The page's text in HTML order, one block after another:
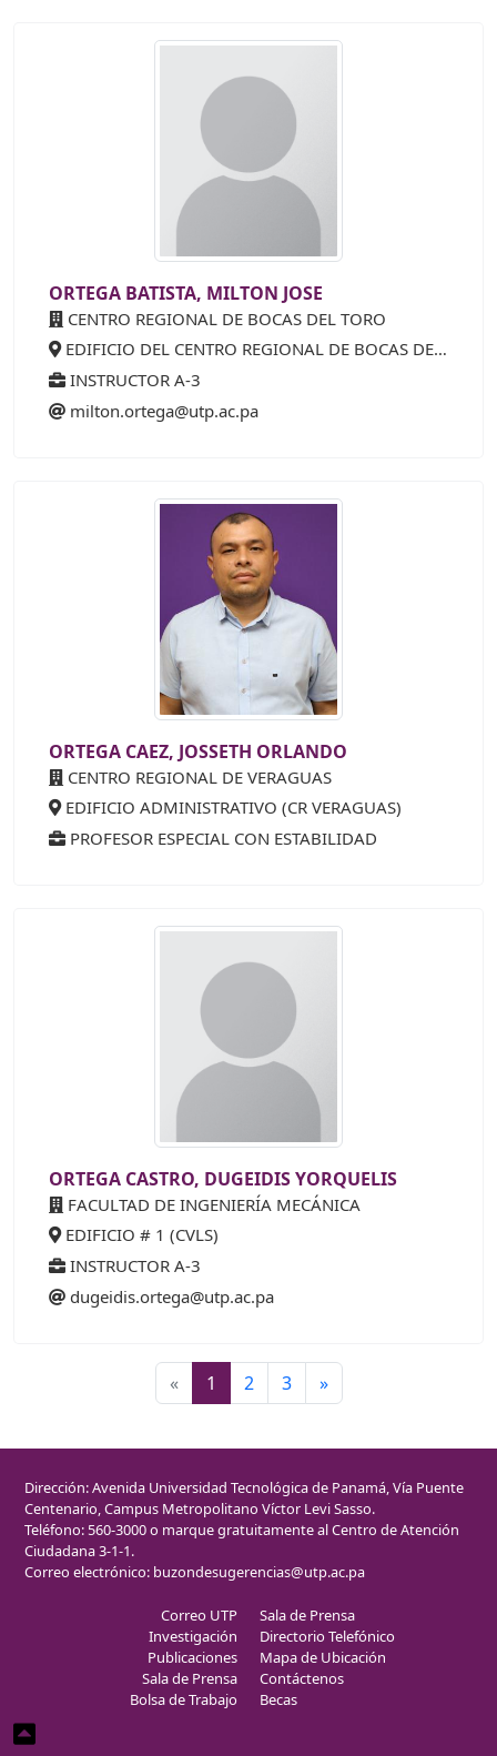
ORTEGA BATISTA, MILTON JOSE
CENTRO REGIONAL DE BOCAS DEL TORO
EDIFICIO DEL CENTRO REGIONAL DE BOCAS DEL TORO
INSTRUCTOR A-3
milton.ortega@utp.ac.pa
ORTEGA CAEZ, JOSSETH ORLANDO
CENTRO REGIONAL DE VERAGUAS
EDIFICIO ADMINISTRATIVO (CR VERAGUAS)
PROFESOR ESPECIAL CON ESTABILIDAD
ORTEGA CASTRO, DUGEIDIS YORQUELIS
FACULTAD DE INGENIERÍA MECÁNICA
EDIFICIO # 1 (CVLS)
INSTRUCTOR A-3
dugeidis.ortega@utp.ac.pa
« 1 2 3 »
Dirección: Avenida Universidad Tecnológica de Panamá, Vía Puente
Centenario, Campus Metropolitano Víctor Levi Sasso.
Teléfono: 560-3000 o marque gratuitamente al Centro de Atención
Ciudadana 3-1-1.
Correo electrónico: buzondesugerencias@utp.ac.pa
Correo UTP
Investigación
Publicaciones
Sala de Prensa
Bolsa de Trabajo
Sala de Prensa
Directorio Telefónico
Mapa de Ubicación
Contáctenos
Becas